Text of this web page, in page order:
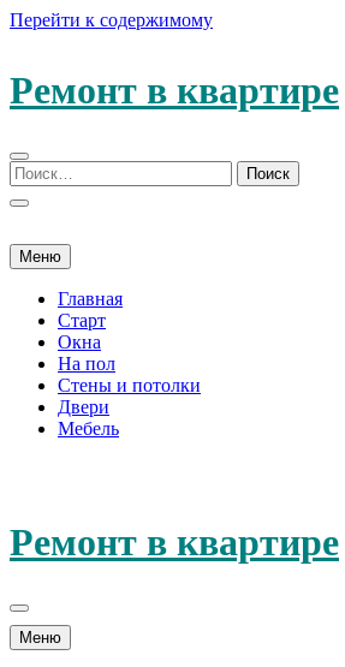
Перейти к содержимому
Ремонт в квартире
Меню
Главная
Старт
Окна
На пол
Стены и потолки
Двери
Мебель
Ремонт в квартире
Меню